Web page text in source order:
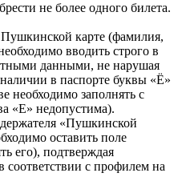
не более одного билета.
карте (фамилия,
вводить строго в
данными, не нарушая
в паспорте буквы «Ё»
необходимо заполнять с
«Е» недопустима).
держателя «Пушкинской
оставить поле
его), подтверждая
соответствии с профилем на